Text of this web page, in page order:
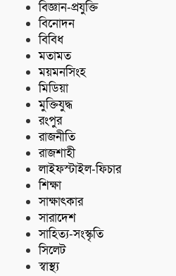
বিজ্ঞান-প্রযুক্তি
বিনোদন
বিবিধ
মতামত
ময়মনসিংহ
মিডিয়া
মুক্তিযুদ্ধ
রংপুর
রাজনীতি
রাজশাহী
লাইফস্টাইল-ফিচার
শিক্ষা
সাক্ষাৎকার
সারাদেশ
সাহিত্য-সংস্কৃতি
সিলেট
স্বাস্থ্য